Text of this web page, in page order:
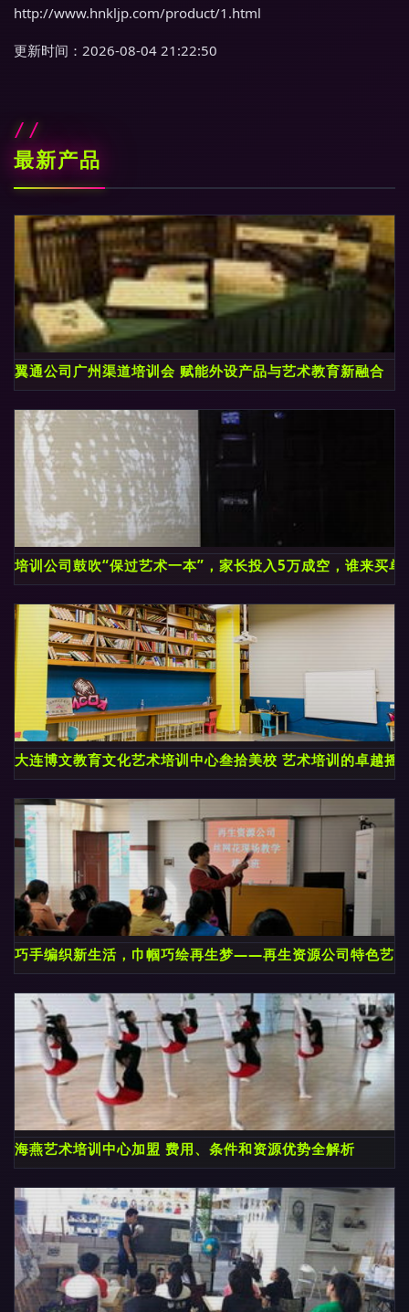
http://www.hnkljp.com/product/1.html
更新时间：2026-08-04 21:22:50
最新产品
翼通公司广州渠道培训会 赋能外设产品与艺术教育新融合
培训公司鼓吹“保过艺术一本”，家长投入5万成空，谁来买单
大连博文教育文化艺术培训中心叁拾美校 艺术培训的卓越摇
巧手编织新生活，巾帼巧绘再生梦——再生资源公司特色艺
海燕艺术培训中心加盟 费用、条件和资源优势全解析